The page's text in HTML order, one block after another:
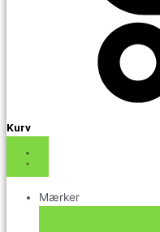
Kurv
Mærker